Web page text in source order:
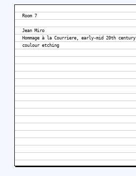
Room 7
Jean Miro
Hommage à la Courriere, early-mid 20th century
coulour etching